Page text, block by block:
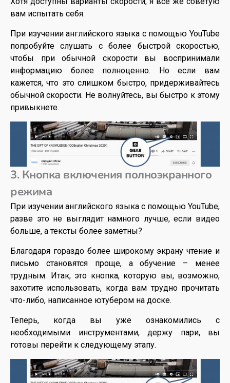
вам испытать себя.
При изучении английского языка с помощью YouTube
попробуйте слушать с более быстрой скоростью,
чтобы при обычной скорости вы воспринимали
информацию более полноценно. Но если вам
кажется, что это слишком быстро, придерживайтесь
обычной скорости. Не волнуйтесь, вы быстро к этому
привыкнете.
3. Кнопка включения полноэкранного
режима
При изучении английского языка с помощью YouTube,
разве это не выглядит намного лучше, если видео
больше, а тексты более заметны?
Благодаря гораздо более широкому экрану чтение и
письмо становятся проще, а обучение – менее
трудным. Итак, это кнопка, которую вы, возможно,
захотите использовать, когда вам трудно прочитать
что-либо, написанное ютубером на доске.
Теперь, когда вы уже ознакомились с
необходимыми инструментами, держу пари, вы
готовы перейти к следующему этапу.